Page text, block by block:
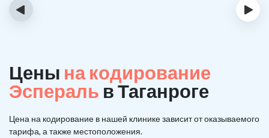
‹ ›
Цены на кодирование
Эспераль в Таганроге
Цена на кодирование в нашей клинике зависит от оказываемого
тарифа, а также местоположения.